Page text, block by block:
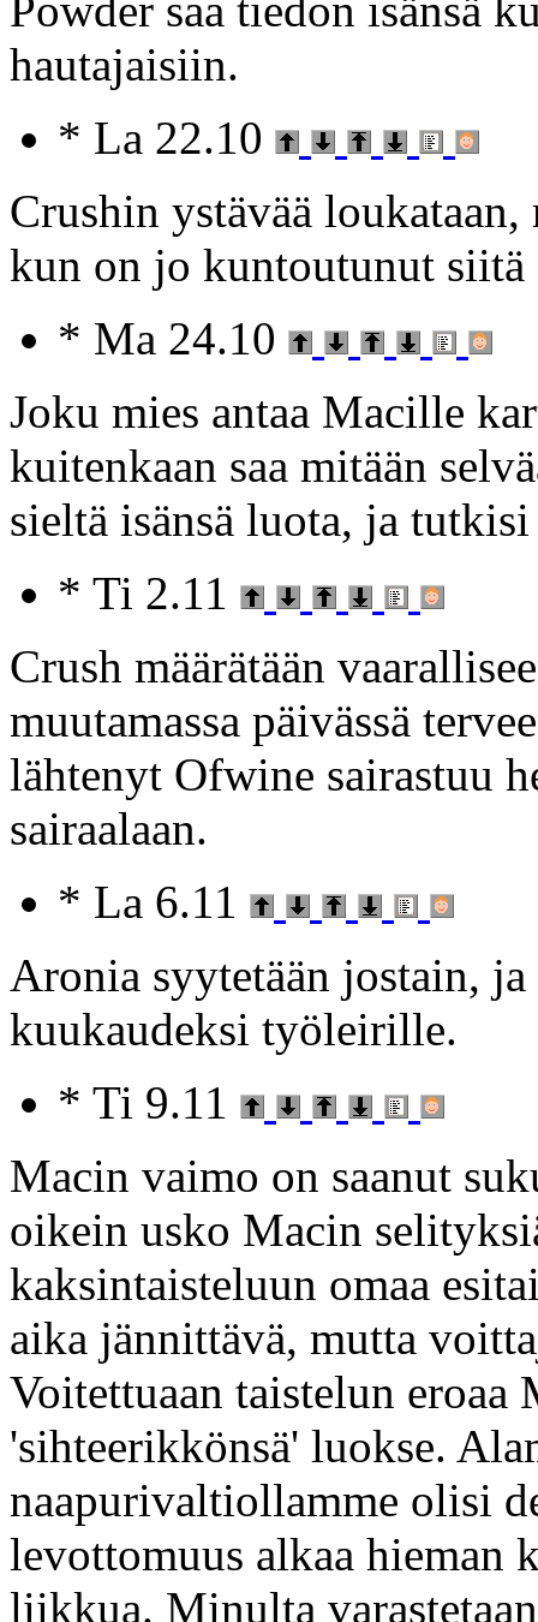
hautajaisiin.
* La 22.10
Crushin ystävää
kun on jo kuntoutunut siitä
* Ma 24.10
Joku mies antaa Macille
kuitenkaan saa mitään
sieltä isänsä luota, ja
* Ti 2.11
Crush määrätään
muutamassa päivässä
lähtenyt Ofwine sairastuu
sairaalaan.
* La 6.11
Aronia syytetään jostain,
kuukaudeksi työleirille.
* Ti 9.11
Macin vaimo on saanut
oikein usko Macin
kaksintaisteluun omaa
aika jännittävä, mutta
Voitettuaan taistelun eroaa
'sihteerikkönsä' luokse.
naapurivaltiollamme olisi
levottomuus alkaa hieman
liikkua. Minulta